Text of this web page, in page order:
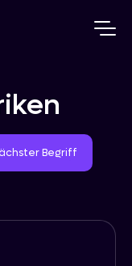
Begriff
Begriff